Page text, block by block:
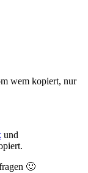
wem kopiert, nur
und
🙂